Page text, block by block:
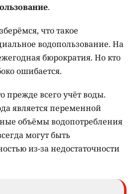
.
что такое
водопользование. На
бюрократия. Но кто
ошибается.
прежде всего учёт воды.
является переменной
объёмы водопотребления
могут быть
из-за недостаточности